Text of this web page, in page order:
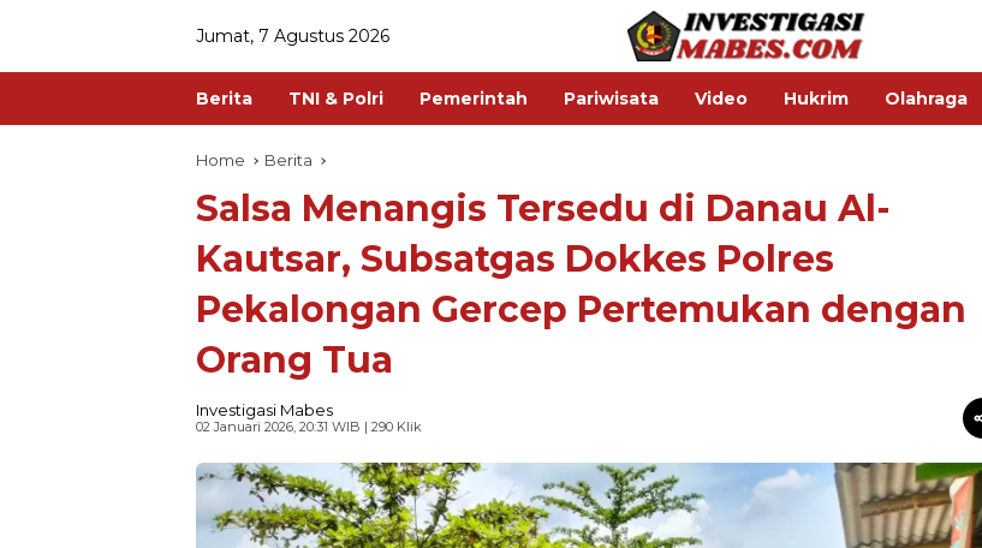
Jumat, 7 Agustus 2026
Berita TNI & Polri Pemerintah Pariwisata Video Hukrim Olahraga
Home Berita
Salsa Menangis Tersedu di Danau Al-
Kautsar, Subsatgas Dokkes Polres
Pekalongan Gercep Pertemukan dengan
Orang Tua
Investigasi Mabes
02 Januari 2026, 20:31 WIB | 290 Klik